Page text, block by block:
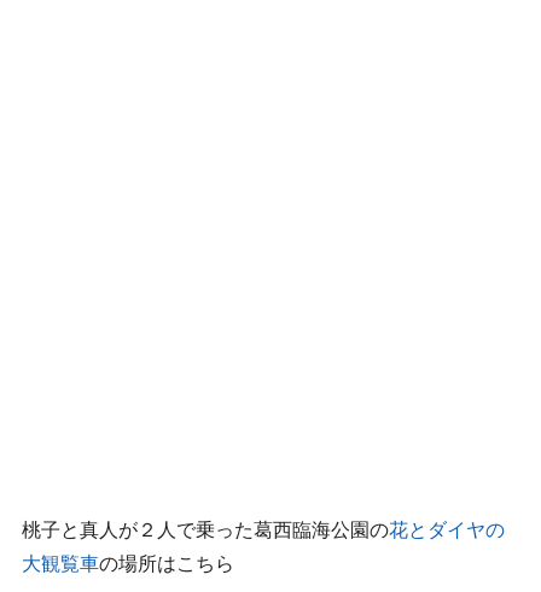
桃子と真人が２人で乗った葛西臨海公園の花とダイヤの
大観覧車の場所はこちら